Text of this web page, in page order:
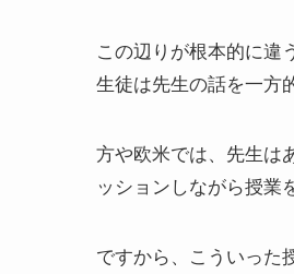
この辺りが根本的に違
生徒は先生の話を一方
方や欧米では、先生は
ッションしながら授業
ですから、こういった